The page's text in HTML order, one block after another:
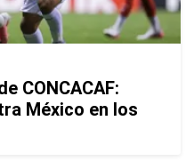
CONCACAF:
México en los